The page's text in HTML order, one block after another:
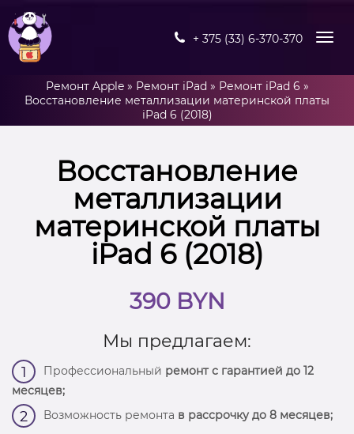
+ 375 (33) 6-370-370
Ремонт Apple» Ремонт iPad» Ремонт iPad 6 »
Восстановление металлизации материнской платы
iPad 6 (2018)
Восстановление
металлизации
материнской платы
iPad 6 (2018)
390 BYN
Мы предлагаем:
1 Профессиональный ремонт с гарантией до 12
месяцев;
2 Возможность ремонта в рассрочку до 8 месяцев;